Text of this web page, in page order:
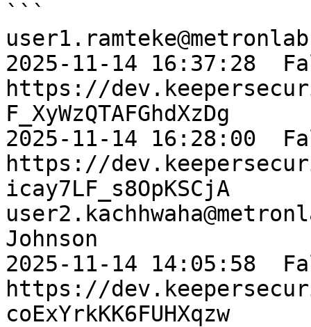
```
2025-11-14 16:37:28
https://
F_XyWzQTAFGhdXzDg
2025-11-14 16:28:00
https://
icay7LF_s8OpKSCjA
Johnson
2025-11-14 14:05:58
https://
coExYrkKK6FUHXqzw